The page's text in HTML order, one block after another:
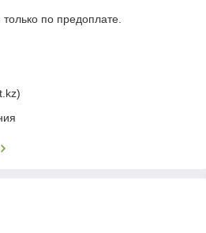
по предоплате.